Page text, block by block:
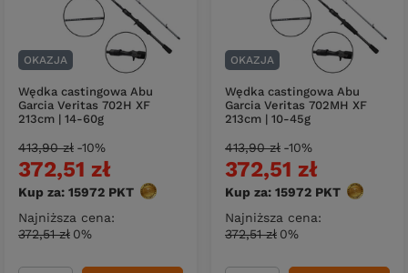
OKAZJA
Wędka castingowa Abu
Garcia Veritas 702H XF
213cm | 14-60g
372,51 zł
Kup za: 15972 PKT punktów
Najniższa cena:
372,51 zł 0%
413,90 zł -10%
OKAZJA
Wędka castingowa Abu
Garcia Veritas 702MH XF
213cm | 10-45g
372,51 zł
Kup za: 15972 PKT punktów
Najniższa cena:
372,51 zł 0%
413,90 zł -10%